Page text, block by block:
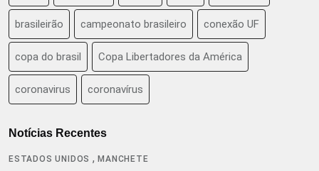
brasileirão campeonato brasileiro conexão UF
copa do brasil Copa Libertadores da América
coronavirus coronavírus
Notícias Recentes
ESTADOS UNIDOS ,MANCHETE